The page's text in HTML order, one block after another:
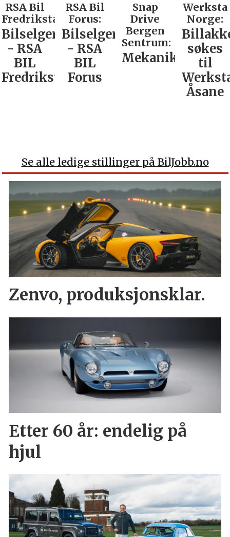
RSA Bil
Fredrikstad:
Bilselger
- RSA
BIL
Fredrikstad
RSA Bil
Forus:
Bilselger
- RSA
BIL
Forus
Snap
Drive
Bergen
Sentrum:
Mekaniker
Werksta
Norge:
søkes
til
Åsane
Se alle ledige stillinger på BilJobb.no
Zenvo, produksjonsklar.
Etter 60 år: endelig på
hjul